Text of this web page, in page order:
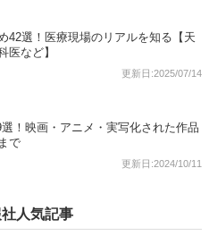
42選！医療現場のリアルを知る【天
医など】
更新日:2025/07/14
！映画・アニメ・実写化された作品
で
更新日:2024/10/11
人気記事